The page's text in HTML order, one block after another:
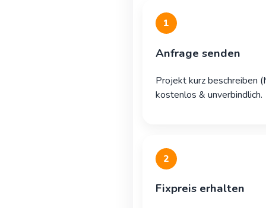
1
Anfrage senden
Projekt kurz beschreiben
kostenlos & unverbindlich.
2
Fixpreis erhalten